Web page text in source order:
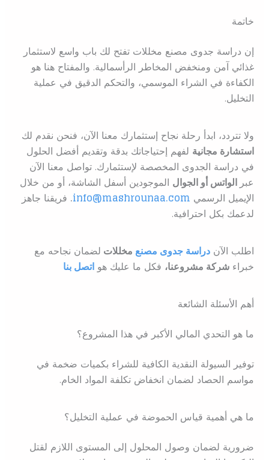
خاتمة
إن دراسة جدوى مصنع مخللات تفتح لك باب واسع لاستثمار
غذائي آمن ومنخفض المخاطر الرأسمالية. والمفتاح هنا هو
الكفاءة في الشراء الموسمي، والتحكم الدقيق في عملية
التخليل.
ولا تتردد، ابدأ رحلة نجاح إستثمارك معنا الآن، فنحن نقدم لك
استشارة مجانيةلفهم إحتياجاتك بدقة وتقديم أفضل الحلول
في دراسة الجدوى المخصصة لإستثمارك. تواصل معنا الآن
عبرالواتس أو الجوالالموجودين أسفل الشاشة، أو من خلال
الإيميل الرسمي info@mashrounaa.com
.فريقنا جاهز
لدعمك بكل احترافية.
اطلب الآن دراسة جدوى مصنعمخللات لضمان نجاحه مع
خبراء شركة مشروعنا،فكل ما عليك هو اتصل بنا
أهم الأسئلة الشائعة
ما هو التحدي المالي الأكبر في هذا المشروع؟
توفير السيولة النقدية الكافية للشراء بكميات ضخمة في
مواسم الحصاد لضمان انخفاض تكلفة المواد الخام.
ما هي أهمية قياس الحموضة في عملية التخليل؟
ضرورية لضمان وصول المحلول إلى المستوى اللازم لقتل